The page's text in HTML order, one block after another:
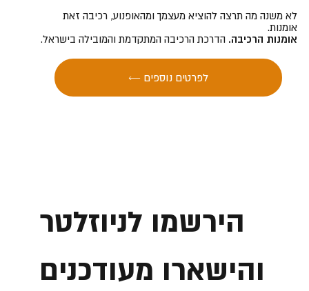
הירשמו לניוזלטר
והישארו מעודכנים
← לפרטים נוספים
לא משנה מה תרצה להוציא מעצמך ומהאופנוע, רכיבה זאת
אומנות.
אומנות הרכיבה. הדרכת הרכיבה המתקדמת והמובילה בישראל.